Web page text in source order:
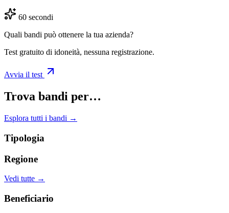
60 secondi
Quali bandi può ottenere la tua azienda?
Test gratuito di idoneità, nessuna registrazione.
Avvia il test
Trova bandi per…
Esplora tutti i bandi →
Tipologia
Regione
Vedi tutte →
Beneficiario